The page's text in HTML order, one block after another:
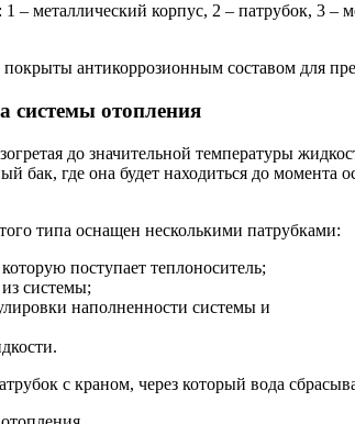
– металлический корпус, 2 – патрубок, 3
антикоррозионным составом для
системы отопления
до значительной температуры
где она будет находиться до момента
типа оснащен несколькими патрубками:
поступает теплоноситель;
системы;
наполненности системы и
с краном, через который вода